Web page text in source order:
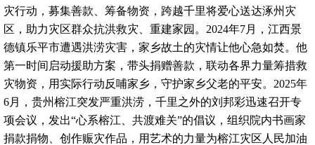
灾行动，募集善款、筹备物资，跨越千里将爱心送达涿州灾
区，助力灾区群众抗洪救灾、重建家园。2024年7月，江西景
德镇乐平市遭遇洪涝灾害，家乡故土的灾情让他心急如焚。他
第一时间启动援助方案，带头捐赠善款，联动各界力量筹措救
灾物资，用实际行动反哺家乡，守护家乡父老的平安。2025年
6月，贵州榕江突发严重洪涝，千里之外的刘邦彩迅速召开专
项会议，发出“心系榕江、共渡难关”的倡议，组织院内书画家
捐款捐物、创作赈灾作品，用艺术的力量为榕江灾区人民加油